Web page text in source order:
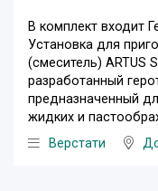
В комплект входит
Установка для
(смеситель) ARTUS
разработанный
предназначенный
жидких и
Верстати